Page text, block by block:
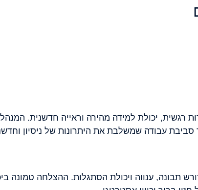
רגשית, יכולת למידה מהירה וראייה חדשנית.
עבודה שמשלבת את היתרונות של ניסיון
תבונה, ענווה ויכולת הסתגלות. ההצלחה טמונה